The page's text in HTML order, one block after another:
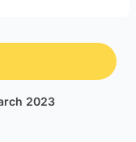
2023​